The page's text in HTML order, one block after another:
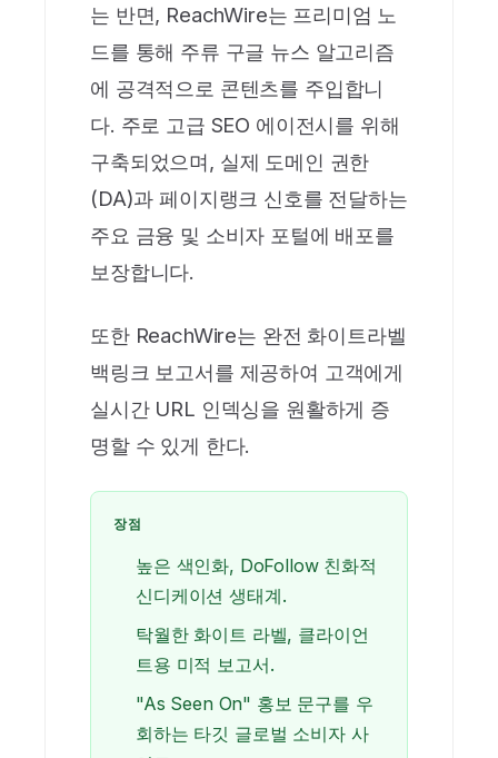
는 반면, ReachWire는 프리미엄 노
드를 통해 주류 구글 뉴스 알고리즘
에 공격적으로 콘텐츠를 주입합니
다. 주로 고급 SEO 에이전시를 위해
구축되었으며, 실제 도메인 권한
(DA)과 페이지랭크 신호를 전달하는
주요 금융 및 소비자 포털에 배포를
보장합니다.
또한 ReachWire는 완전 화이트라벨
백링크 보고서를 제공하여 고객에게
실시간 URL 인덱싱을 원활하게 증
명할 수 있게 한다.
장점
높은 색인화, DoFollow 친화적
신디케이션 생태계.
탁월한 화이트 라벨, 클라이언
트용 미적 보고서.
"As Seen On" 홍보 문구를 우
회하는 타깃 글로벌 소비자 사